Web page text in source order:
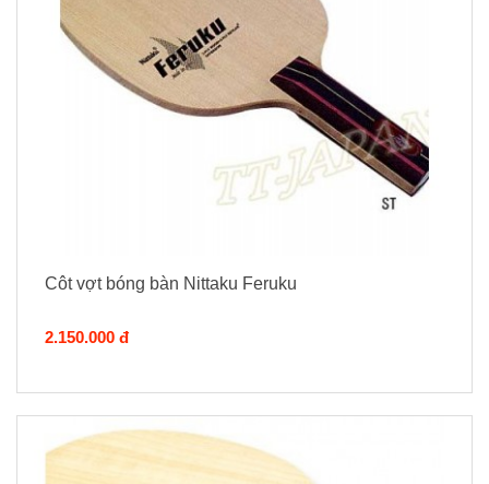
Côt vợt bóng bàn Nittaku Feruku
2.150.000 đ